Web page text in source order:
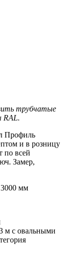
трубчатые
RAL.
Профиль
и в розницу
по всей
Замер,
м с овальными